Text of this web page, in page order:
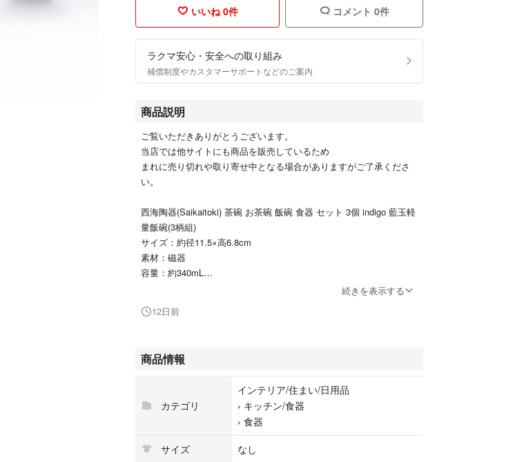
いいね 0件 コメント 0件
ラクマ安心・安全への取り組み
補償制度やカスタマーサポートなどのご案内
商品説明
ご覧いただきありがとうございます。
当店では他サイトにも商品を販売しているため
まれに売り切れや取り寄せ中となる場合がありますがご了承くださ
い。
西海陶器(Saikaitoki) 茶碗 お茶碗 飯碗 食器 セット 3個 indigo 藍玉軽
量飯碗(3柄組)
サイズ：約径11.5×高6.8cm
素材：磁器
容量：約340mL
絵柄一つ一つ筆を使って描いたようににじんで見えます。ちぎり和紙
●飯碗約１杯＝約174ｇ・約292cal ●世界中で古来より伝わる高貴な藍
風の絵柄です。染柄の淡い「藍色」をお楽しみください。●飯碗約1杯
=約174ｇ・約292cal ●世界中で古来より伝わる高貴な藍色=indigo ※飯
碗以外は商品ではありません。
b250B091KFMP9C4cd2
最後までご確認頂き誠にありがとうございました。
上記をご確認頂き、ご購入いただけましたら幸いです。
続きを表示する
12日前
商品情報
カテゴリ
インテリア/住まい/日用品
› キッチン/食器
› 食器
サイズ
なし